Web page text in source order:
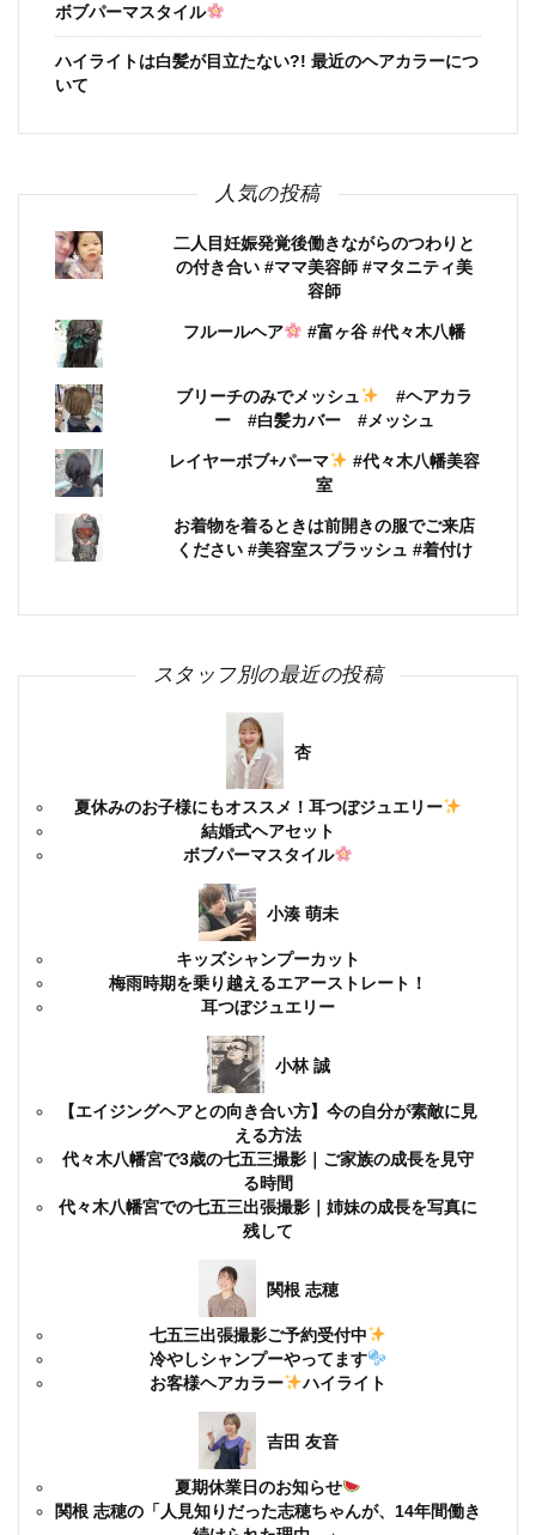
ボブパーマスタイル
ハイライトは白髪が目立たない?! 最近のヘアカラーにつ
いて
人気の投稿
二人目妊娠発覚後働きながらのつわりと
の付き合い #ママ美容師 #マタニティ美
容師
フルールヘア #富ヶ谷 #代々木八幡
ブリーチのみでメッシュ
#ヘアカラ
ー #白髪カバー #メッシュ
レイヤーボブ+パーマ
#代々木八幡美容
室
お着物を着るときは前開きの服でご来店
ください #美容室スプラッシュ #着付け
スタッフ別の最近の投稿
杏
夏休みのお子様にもオススメ！耳つぼジュエリー
結婚式ヘアセット
ボブパーマスタイル
小湊 萌未
キッズシャンプーカット
梅雨時期を乗り越えるエアーストレート！
耳つぼジュエリー
小林 誠
【エイジングヘアとの向き合い方】今の自分が素敵に見
える方法
代々木八幡宮で3歳の七五三撮影｜ご家族の成長を見守
る時間
代々木八幡宮での七五三出張撮影｜姉妹の成長を写真に
残して
関根 志穂
七五三出張撮影ご予約受付中
冷やしシャンプーやってます
お客様ヘアカラー
ハイライト
吉田 友音
夏期休業日のお知らせ
関根 志穂の「人見知りだった志穂ちゃんが、14年間働き